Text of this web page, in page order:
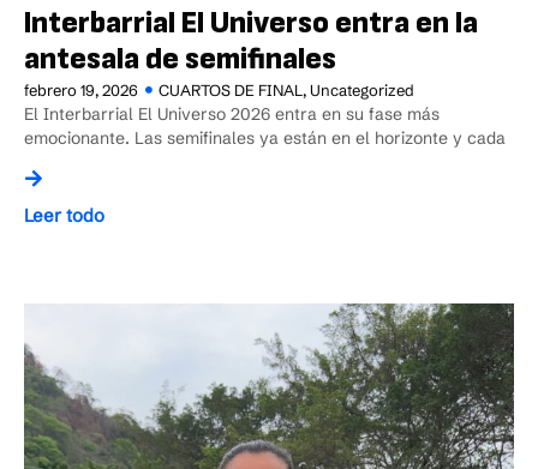
Interbarrial El Universo entra en la
antesala de semifinales
febrero 19, 2026 CUARTOS DE FINAL ,Uncategorized
El Interbarrial El Universo 2026 entra en su fase más
emocionante. Las semifinales ya están en el horizonte y cada
Leer todo